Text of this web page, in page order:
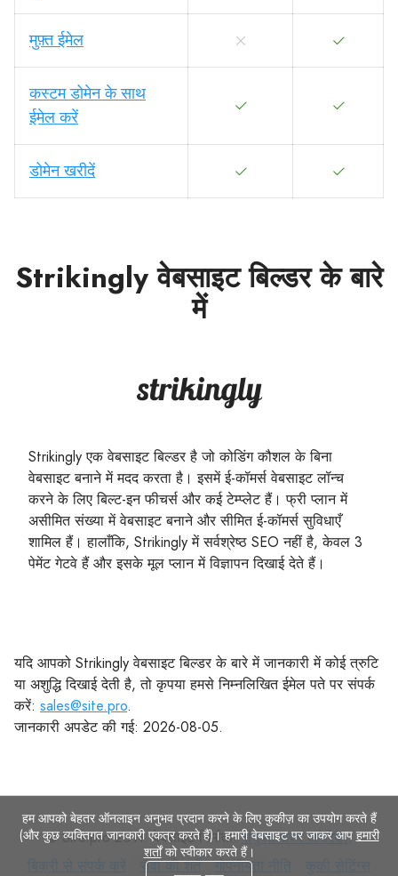
मुफ़्त ईमेल
कस्टम डोमेन के साथ
ईमेल करें
डोमेन खरीदें
Strikingly वेबसाइट बिल्डर के बारे
में
Strikingly एक वेबसाइट बिल्डर है जो कोडिंग कौशल के बिना
वेबसाइट बनाने में मदद करता है। इसमें ई-कॉमर्स वेबसाइट लॉन्च
करने के लिए बिल्ट-इन फीचर्स और कई टेम्प्लेट हैं। फ्री प्लान में
असीमित संख्या में वेबसाइट बनाने और सीमित ई-कॉमर्स सुविधाएँ
शामिल हैं। हालाँकि, Strikingly में सर्वश्रेष्ठ SEO नहीं है, केवल 3
पेमेंट गेटवे हैं और इसके मूल प्लान में विज्ञापन दिखाई देते हैं।
यदि आपको Strikingly वेबसाइट बिल्डर के बारे में जानकारी में कोई त्रुटि
या अशुद्धि दिखाई देती है, तो कृपया हमसे निम्नलिखित ईमेल पते पर संपर्क
करें: sales@site.pro.
जानकारी अपडेट की गई: 2026-08-05.
© Site.pro 2011. वेबसाइट निर्माता.संयुक्त राज्य अमेरिका.
सेवा
सेवा की शर्तें
गोपनीयता
गोपनीयता नीति
हम आपको बेहतर ऑनलाइन अनुभव प्रदान करने के लिए कुकीज़ का उपयोग करते हैं
(और कुछ व्यक्तिगत जानकारी एकत्र करते हैं)। हमारी वेबसाइट पर जाकर आप हमारी
शर्तोंको स्वीकार करते हैं।